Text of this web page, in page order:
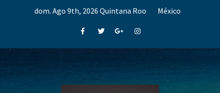
dom. Ago 9th, 2026 Quintana Roo México
FacebookTwitterGoogle+Instagram